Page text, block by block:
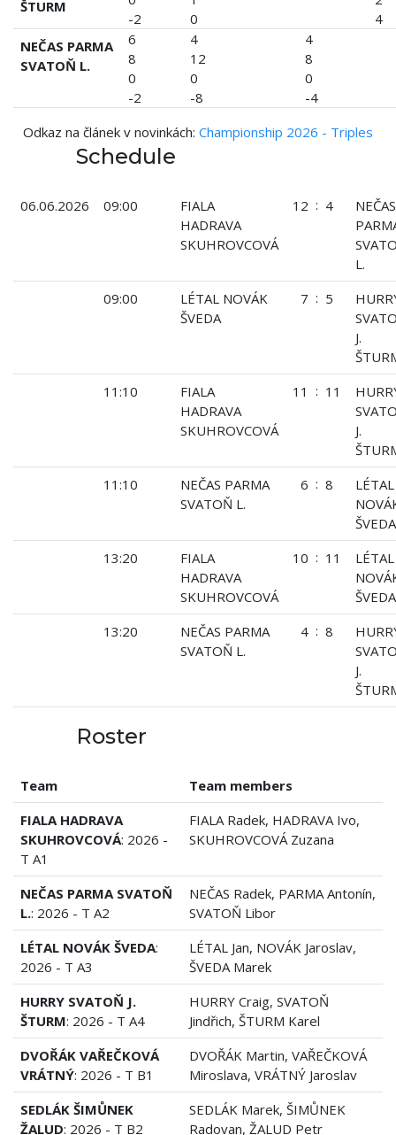
ŠTURM
-2
0
4
NEČAS PARMA
SVATOŇ L.
6
8
0
-2
4
12
0
-8
4
8
0
-4
Odkaz na článek v novinkách: Championship 2026 - Triples
Schedule
06.06.2026 09:00
FIALA
HADRAVA
SKUHROVCOVÁ
12 : 4
NEČAS
L.
09:00
LÉTAL NOVÁK
ŠVEDA
7 : 5
J.
11:10
FIALA
HADRAVA
SKUHROVCOVÁ
11 : 11
J.
11:10
NEČAS PARMA
SVATOŇ L.
6 : 8
LÉTAL
ŠVEDA
13:20
FIALA
HADRAVA
SKUHROVCOVÁ
10 : 11
LÉTAL
ŠVEDA
13:20
NEČAS PARMA
SVATOŇ L.
4 : 8
J.
Roster
Team
Team members
FIALA HADRAVA
SKUHROVCOVÁ: 2026 -
T A1
FIALA Radek, HADRAVA Ivo,
SKUHROVCOVÁ Zuzana
NEČAS PARMA SVATOŇ
L.: 2026 - T A2
NEČAS Radek, PARMA Antonín,
SVATOŇ Libor
LÉTAL NOVÁK ŠVEDA:
2026 - T A3
LÉTAL Jan, NOVÁK Jaroslav,
ŠVEDA Marek
HURRY SVATOŇ J.
ŠTURM: 2026 - T A4
HURRY Craig, SVATOŇ
Jindřich, ŠTURM Karel
DVOŘÁK VAŘEČKOVÁ
VRÁTNÝ: 2026 - T B1
DVOŘÁK Martin, VAŘEČKOVÁ
Miroslava, VRÁTNÝ Jaroslav
SEDLÁK ŠIMŮNEK
ŽALUD: 2026 - T B2
SEDLÁK Marek, ŠIMŮNEK
Radovan, ŽALUD Petr